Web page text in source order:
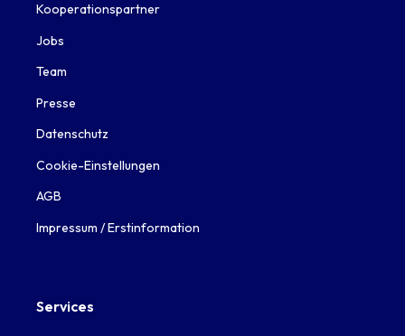
Kooperationspartner
Jobs
Team
Presse
Datenschutz
Cookie-Einstellungen
AGB
Impressum / Erstinformation
Services